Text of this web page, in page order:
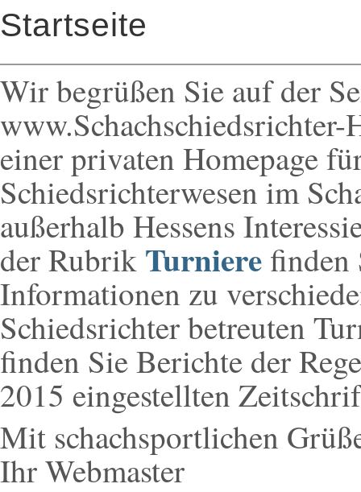
Startseite
Wir begrüßen Sie auf der
www.Schachschiedsrichter-
einer privaten Homepage
Schiedsrichterwesen im
außerhalb Hessens
der Rubrik Turniere finden
Informationen zu
Schiedsrichter betreuten
finden Sie Berichte der
2015 eingestellten
Mit schachsportlichen
Ihr Webmaster